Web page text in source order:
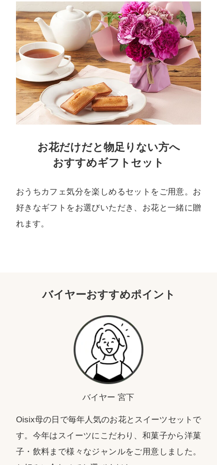
お花だけだと物足りない方へ
おすすめギフトセット
おうちカフェ気分を楽しめるセットをご用意。お
好きなギフトをお選びいただき、お花と一緒に贈
れます。
バイヤーおすすめポイント
バイヤー 宮下
Oisix母の日で毎年人気のお花とスイーツセットで
す。今年はスイーツにこだわり、和菓子から洋菓
子・飲料まで様々なジャンルをご用意しました。